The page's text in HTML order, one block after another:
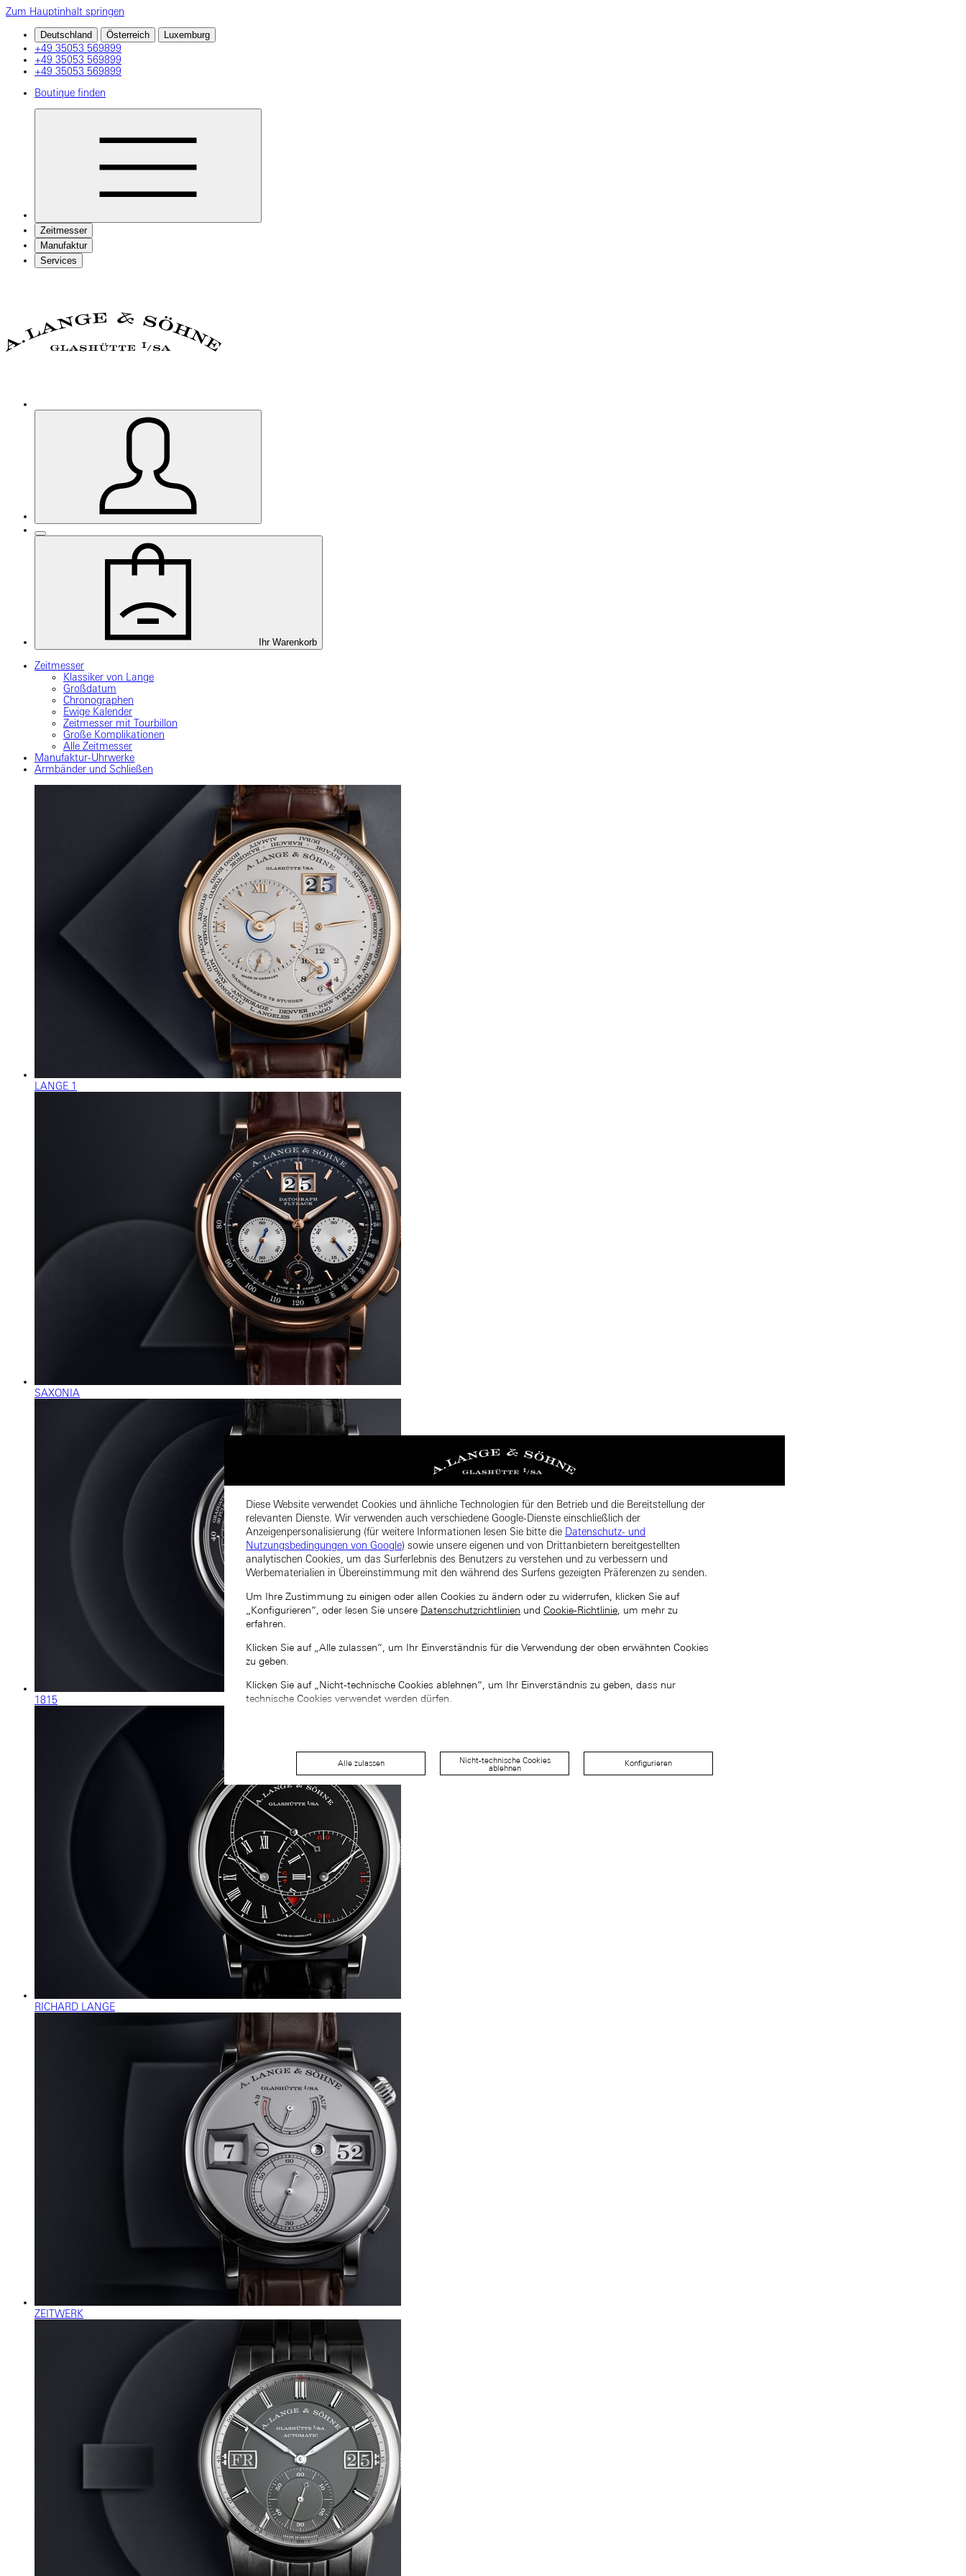
Zum Hauptinhalt springen
Deutschland Österreich Luxemburg
+49 35053 569899
+49 35053 569899
+49 35053 569899
Boutique finden
Zeitmesser
Manufaktur
Services
Ihr Warenkorb
Zeitmesser
Klassiker von Lange
Großdatum
Chronographen
Ewige Kalender
Zeitmesser mit Tourbillon
Große Komplikationen
Alle Zeitmesser
Manufaktur-Uhrwerke
Armbänder und Schließen
LANGE 1
SAXONIA
1815
RICHARD LANGE
ZEITWERK
Diese Website verwendet Cookies und ähnliche Technologien für den Betrieb und die Bereitstellung der
relevanten Dienste. Wir verwenden auch verschiedene Google-Dienste einschließlich der
Anzeigenpersonalisierung (für weitere Informationen lesen Sie bitte die Datenschutz- und
Nutzungsbedingungen von Google) sowie unsere eigenen und von Drittanbietern bereitgestellten
analytischen Cookies, um das Surferlebnis des Benutzers zu verstehen und zu verbessern und
Werbematerialien in Übereinstimmung mit den während des Surfens gezeigten Präferenzen zu senden.
Um Ihre Zustimmung zu einigen oder allen Cookies zu ändern oder zu widerrufen, klicken Sie auf
„Konfigurieren“, oder lesen Sie unsere Datenschutzrichtlinien und Cookie-Richtlinie, um mehr zu
erfahren.
Klicken Sie auf „Alle zulassen“, um Ihr Einverständnis für die Verwendung der oben erwähnten Cookies
zu geben.
Klicken Sie auf „Nicht-technische Cookies ablehnen“, um Ihr Einverständnis zu geben, dass nur
technische Cookies verwendet werden dürfen.
Alle zulassen
Nicht-technische Cookies
ablehnen
Konfigurieren